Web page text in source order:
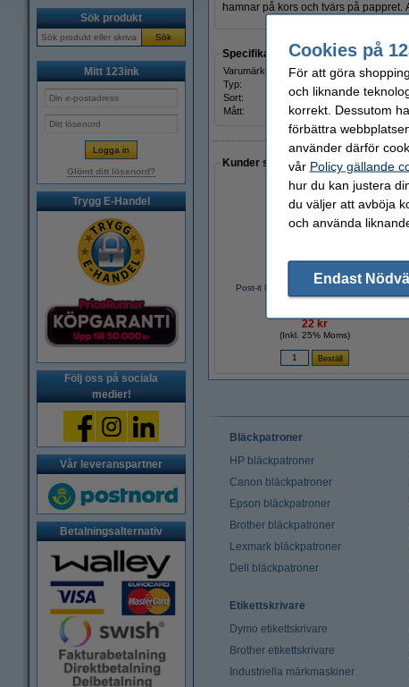
Sök produkt
Sök
Mitt 123ink
Glömt ditt lösenord?
Trygg E-Handel
Följ oss på sociala
medier!
Vår leveranspartner
Betalningsalternativ
hamnar på kors och tvärs på
Specifikationer
Varumärke: 3M
Typ:
Sort:
Mått:
Kunder som gjort ett liknande köp
Post-it lappar 76mm x 76mm | 123ink |
linjerade gul | 100 ark
22 kr
(Inkl. 25% Moms)
Bläckpatroner
HP bläckpatroner
Canon bläckpatroner
Epson bläckpatroner
Brother bläckpatroner
Lexmark bläckpatroner
Dell bläckpatroner
Etikettskrivare
Dymo etikettskrivare
Brother etikettskrivare
Industriella märkmaskiner
Cookies på
För att göra
och liknande
korrekt. Dessutom
förbättra
använder därför
vår Policy gällande
hur du kan justera
du väljer att avböja
och använda
Endast